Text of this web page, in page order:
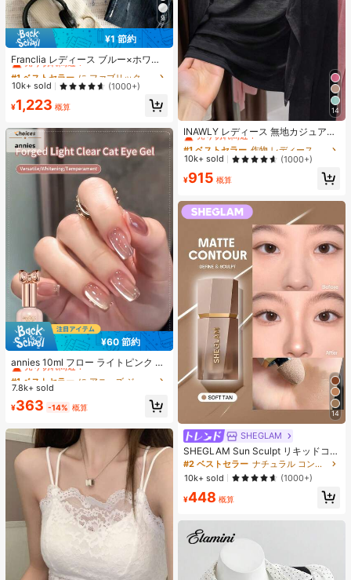
9
¥1 節約
Franclia レディース ブルー×ホワイ
ト ストライプ ボタン付きシャーリン
グ Vネックシャツ 夏向け エフォート
レスシック ブラウス 通学・新学期向
け 春カジュアル
#1 ベストセラー
に ファブリック 柔らかなオフィスブラウス
売り切れ間近！
#1 ベストセラー
売り切れ間近！
#1 ベストセラー
売り切れ間近！
#1 ベストセラー
に ファブリック 柔らかなオフィスブラウス
売り切れ間近！
10k+ sold (1000+)
¥1,223 概算
¥60 節約
annies 10ml フロー ライトピンク キ
ャットアイ ジェルネイルポリッシュ
ウルトラシャイン UVジェル ミラー
グラス キャットマグネットジェル ワ
ニス ネイルサプライ
#1 ベストセラー
に アニーズ ジェルネイルポリッシュ
売り切れ間近！
#1 ベストセラー
売り切れ間近！
#1 ベストセラー
売り切れ間近！
#1 ベストセラー
に アニーズ ジェルネイルポリッシュ
7.8k+ sold
¥363 -14% 概算
14
INAWLY レディース 無地カジュアル
薄手カーディガン、春夏用
#1 ベストセラー
売り切れ間近！
#1 ベストセラー
売り切れ間近！
#1 ベストセラー
売り切れ間近！
#1 ベストセラー
売り切れ間近！
10k+ sold (1000+)
¥915 概算
14
SHEGLAM
SHEGLAM Sun Sculpt リキッドコン
ター-Soft Tan ノーズシャドウ シェ
ーディング 女性と女の子のためのブ
ランドビューティーコスメメイクア
ップ
#2 ベストセラー
ナチュラル コントゥア＆ブロンザー
10k+ sold
(1000+)
¥448 概算